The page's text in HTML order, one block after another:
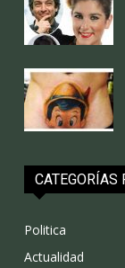
CATEGORÍAS
Politica
Actualidad